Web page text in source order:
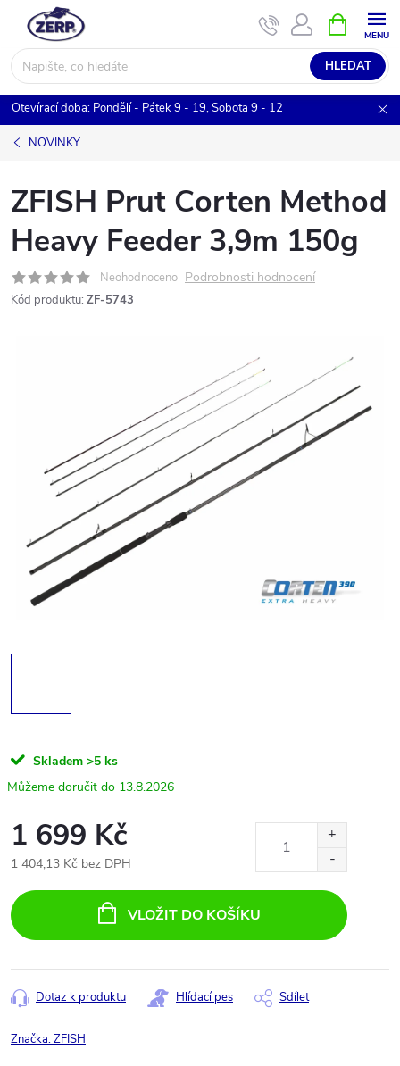
obsah
HLEDAT
NÁKUPNÍ
KOŠÍK
Otevírací doba: Pondělí - Pátek 9 - 19, Sobota 9 - 12
NOVINKY
ZFISH Prut Corten Method
Heavy Feeder 3,9m 150g
Neohodnoceno Podrobnosti hodnocení
Kód produktu: ZF-5743
Skladem >5 ks
13.8.2026
1 699 Kč
1 404,13 Kč bez DPH
cena:
VLOŽIT DO KOŠÍKU
Dotaz k produktu Hlídací pes Sdílet
Značka:ZFISH